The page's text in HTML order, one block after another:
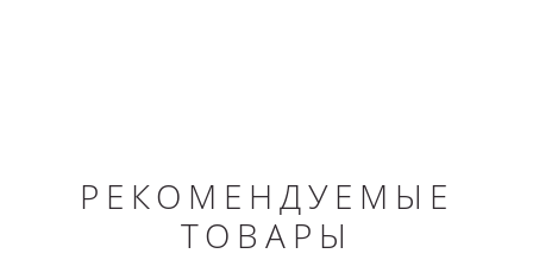
РЕКОМЕНДУЕМЫЕ
ТОВАРЫ